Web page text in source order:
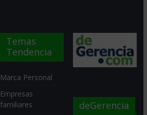
Temas
Tendencia
Marca Personal
Empresas
familiares
deGerencia